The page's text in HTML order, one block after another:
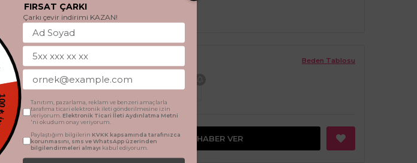
Beden Tablosu
Beden
2 Yaş 3 Yaş 4 Yaş 5 Yaş
GELINCE HABER VER
FIRSAT ÇARKI
Çarkı çevir indirimi KAZAN!
Tanıtım, pazarlama, reklam ve benzeri amaçlarla
tarafıma ticari elektronik ileti gönderilmesine izin
veriyorum. Elektronik Ticari İleti Aydınlatma Metni
'ni okudum onay veriyorum.
Paylaştığım bilgilerin KVKK kapsamında tarafınızca
korunmasını, sms ve WhatsApp üzerinden
bilgilendirmeleri almayı kabul ediyorum.